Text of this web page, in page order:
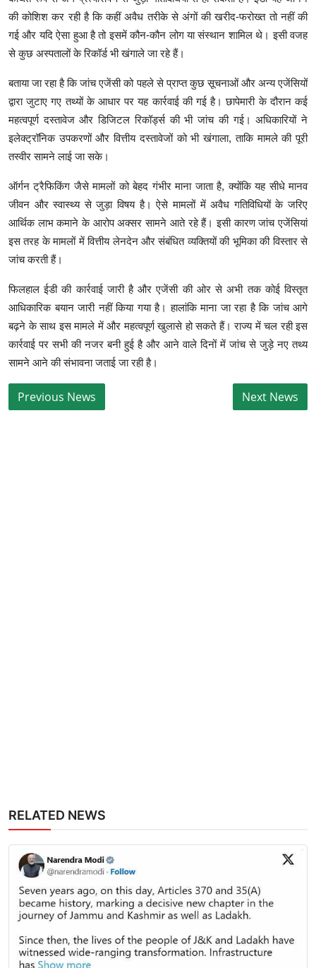
की कोशिश कर रही है कि कहीं अवैध तरीके से अंगों की खरीद-फरोख्त तो नहीं की
गई और यदि ऐसा हुआ है तो इसमें कौन-कौन लोग या संस्थान शामिल थे। इसी वजह
से कुछ अस्पतालों के रिकॉर्ड भी खंगाले जा रहे हैं।
बताया जा रहा है कि जांच एजेंसी को पहले से प्राप्त कुछ सूचनाओं और अन्य एजेंसियों
द्वारा जुटाए गए तथ्यों के आधार पर यह कार्रवाई की गई है। छापेमारी के दौरान कई
महत्वपूर्ण दस्तावेज और डिजिटल रिकॉर्ड्स की भी जांच की गई। अधिकारियों ने
इलेक्ट्रॉनिक उपकरणों और वित्तीय दस्तावेजों को भी खंगाला, ताकि मामले की पूरी
तस्वीर सामने लाई जा सके।
ऑर्गन ट्रैफिकिंग जैसे मामलों को बेहद गंभीर माना जाता है, क्योंकि यह सीधे मानव
जीवन और स्वास्थ्य से जुड़ा विषय है। ऐसे मामलों में अवैध गतिविधियों के जरिए
आर्थिक लाभ कमाने के आरोप अक्सर सामने आते रहे हैं। इसी कारण जांच एजेंसियां
इस तरह के मामलों में वित्तीय लेनदेन और संबंधित व्यक्तियों की भूमिका की विस्तार से
जांच करती हैं।
फिलहाल ईडी की कार्रवाई जारी है और एजेंसी की ओर से अभी तक कोई विस्तृत
आधिकारिक बयान जारी नहीं किया गया है। हालांकि माना जा रहा है कि जांच आगे
बढ़ने के साथ इस मामले में और महत्वपूर्ण खुलासे हो सकते हैं। राज्य में चल रही इस
कार्रवाई पर सभी की नजर बनी हुई है और आने वाले दिनों में जांच से जुड़े नए तथ्य
सामने आने की संभावना जताई जा रही है।
RELATED NEWS